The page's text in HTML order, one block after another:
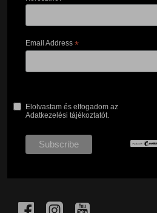
Email Address *
Elolvastam és elfogadom az
Adatkezelési tájékoztatót.